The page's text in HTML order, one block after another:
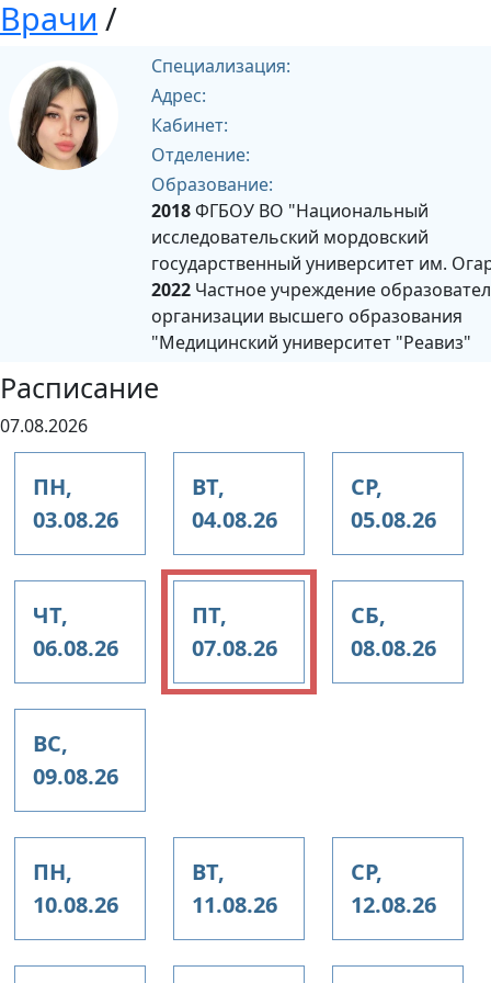
Врачи /
Специализация:
Адрес:
Кабинет:
Отделение:
Образование:
2018ФГБОУ ВО "Национальный
исследовательский мордовский
государственный университет им.
2022 Частное учреждение
организации высшего образования
"Медицинский университет "Реавиз"
Расписание
07.08.2026
ПН,
03.08.26
ВТ,
04.08.26
СР,
05.08.26
ЧТ,
06.08.26
ПТ,
07.08.26
СБ,
08.08.26
ВС,
09.08.26
ПН,
10.08.26
ВТ,
11.08.26
СР,
12.08.26